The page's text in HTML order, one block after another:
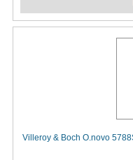
Villeroy & Boch O.novo